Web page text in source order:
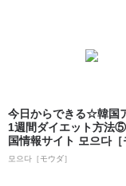
今日からできる☆韓国
1週間ダイエット方法
国情報サイト 모으다［
모으다［モウダ］